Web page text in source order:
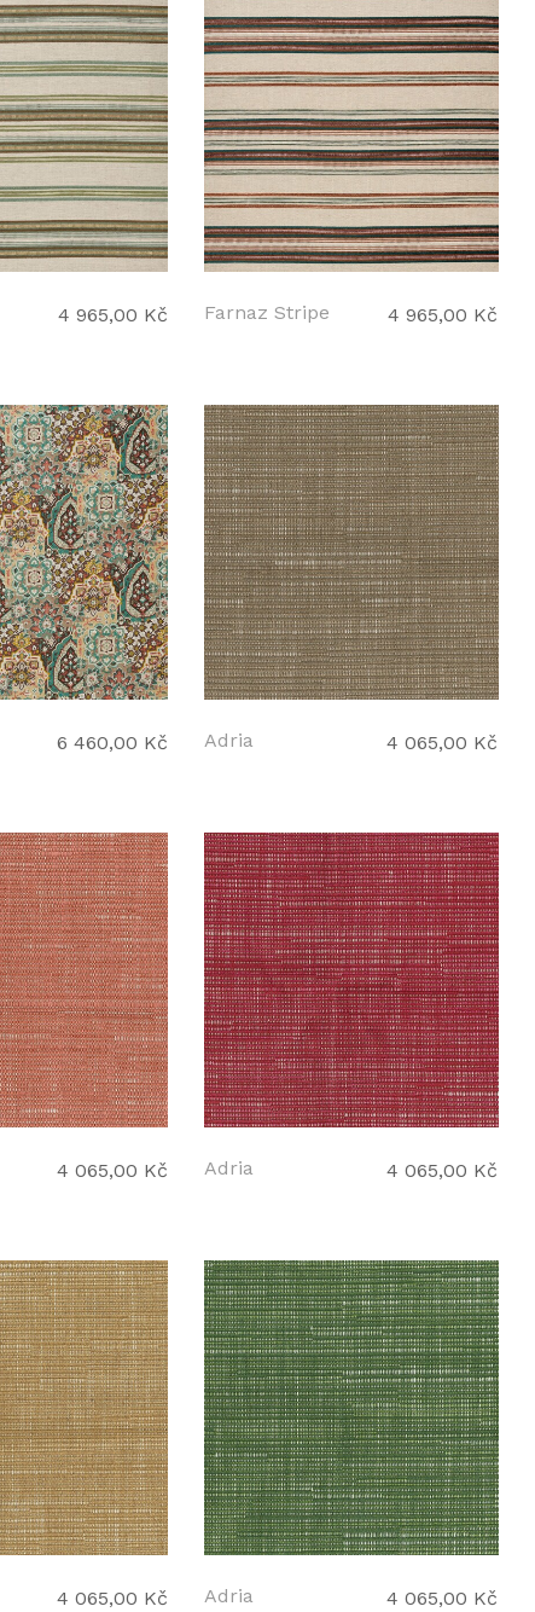
4 965,00 Kč Farnaz Stripe 4 965,00 Kč
6 460,00 Kč Adria 4 065,00 Kč
4 065,00 Kč Adria 4 065,00 Kč
4 065,00 Kč Adria 4 065,00 Kč